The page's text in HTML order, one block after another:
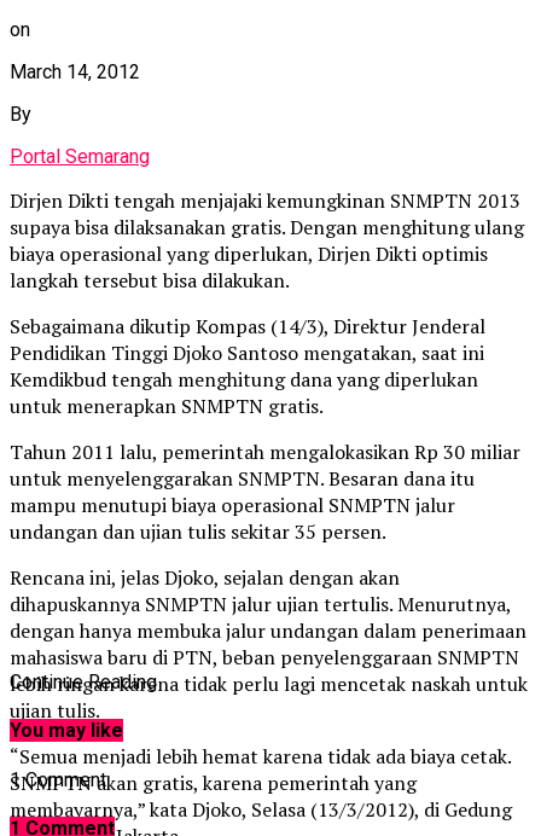
on
March 14, 2012
By
Portal Semarang
Dirjen Dikti tengah menjajaki kemungkinan SNMPTN 2013
supaya bisa dilaksanakan gratis. Dengan menghitung ulang
biaya operasional yang diperlukan, Dirjen Dikti optimis
langkah tersebut bisa dilakukan.
Sebagaimana dikutip Kompas (14/3), Direktur Jenderal
Pendidikan Tinggi Djoko Santoso mengatakan, saat ini
Kemdikbud tengah menghitung dana yang diperlukan
untuk menerapkan SNMPTN gratis.
Tahun 2011 lalu, pemerintah mengalokasikan Rp 30 miliar
untuk menyelenggarakan SNMPTN. Besaran dana itu
mampu menutupi biaya operasional SNMPTN jalur
undangan dan ujian tulis sekitar 35 persen.
Rencana ini, jelas Djoko, sejalan dengan akan
dihapuskannya SNMPTN jalur ujian tertulis. Menurutnya,
dengan hanya membuka jalur undangan dalam penerimaan
mahasiswa baru di PTN, beban penyelenggaraan SNMPTN
lebih ringan karena tidak perlu lagi mencetak naskah untuk
ujian tulis.
“Semua menjadi lebih hemat karena tidak ada biaya cetak.
SNMPTN akan gratis, karena pemerintah yang
membayarnya,” kata Djoko, Selasa (13/3/2012), di Gedung
Continue Reading
You may like
1 Comment
1 Comment